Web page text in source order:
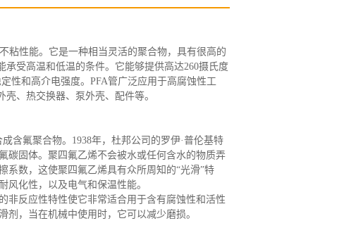
粘性能。它是一种相当灵活的聚合物，具有很高的
受高温和低温的条件。它能够提供高达260摄氏度
性和高介电强度。PFA管广泛应用于高腐蚀性工
、热交换器、泵外壳、配件等。
含氟聚合物。 1938年，杜邦公司的罗伊·普伦基特
碳固体。聚四氟乙烯不会被水或任何含水的物质弄
系数，这使聚四氟乙烯具有众所周知的“光滑”特
风化性，以及电气和保温性能。
非反应性特性使它非常适合用于含有腐蚀性和活性
，当在机械中使用时，它可以减少磨损。